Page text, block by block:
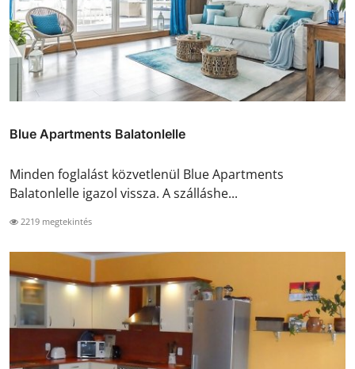
Blue Apartments Balatonlelle
Minden foglalást közvetlenül Blue Apartments
Balatonlelle igazol vissza. A szálláshe...
2219 megtekintés